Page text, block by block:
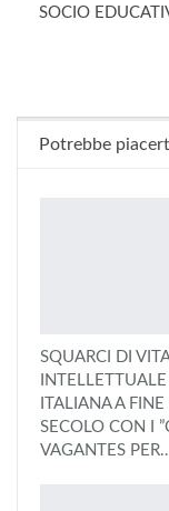
SOCIO
Potrebbe
SQUARCI DI VITA
INTELLETTUALE
ITALIANA A
SECOLO CON I
VAGANTES